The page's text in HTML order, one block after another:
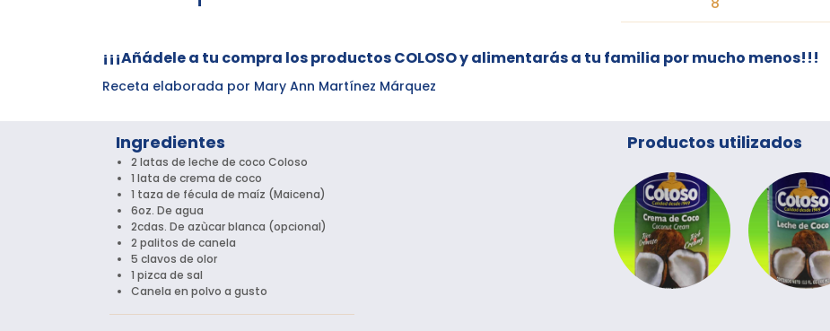
¡¡¡Añádele a tu compra los productos COLOSO y alimentarás a tu familia por mucho menos!!!
Receta elaborada por Mary Ann Martínez Márquez
Ingredientes
2 latas de leche de coco Coloso
1 lata de crema de coco
1 taza de fécula de maíz (Maicena)
6oz. De agua
2cdas. De azùcar blanca (opcional)
2 palitos de canela
5 clavos de olor
1 pizca de sal
Canela en polvo a gusto
Productos utilizados